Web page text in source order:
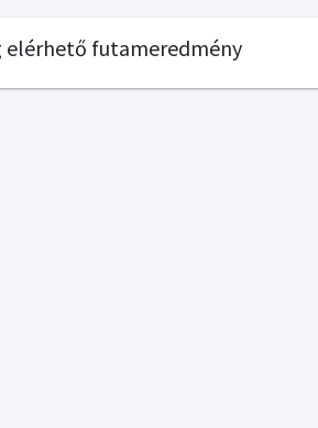
elérhető futameredmény